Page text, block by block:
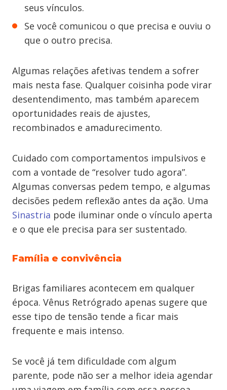
seus vínculos.
Se você comunicou o que precisa e ouviu o
que o outro precisa.
Algumas relações afetivas tendem a sofrer
mais nesta fase. Qualquer coisinha pode virar
desentendimento, mas também aparecem
oportunidades reais de ajustes,
recombinados e amadurecimento.
Cuidado com comportamentos impulsivos e
com a vontade de “resolver tudo agora”.
Algumas conversas pedem tempo, e algumas
decisões pedem reflexão antes da ação. Uma
Sinastria pode iluminar onde o vínculo aperta
e o que ele precisa para ser sustentado.
Família e convivência
Brigas familiares acontecem em qualquer
época. Vênus Retrógrado apenas sugere que
esse tipo de tensão tende a ficar mais
frequente e mais intenso.
Se você já tem dificuldade com algum
parente, pode não ser a melhor ideia agendar